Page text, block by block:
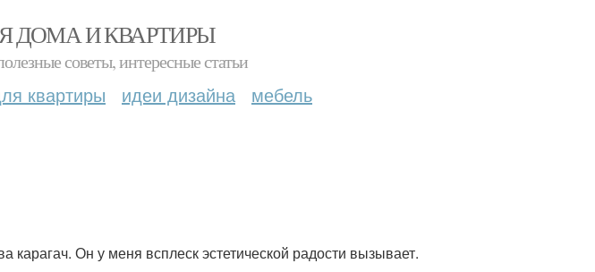
ДОМА И КВАРТИРЫ
советы, интересные статьи
квартиры идеи дизайна мебель
карагач. Он у меня всплеск эстетической радости вызывает.